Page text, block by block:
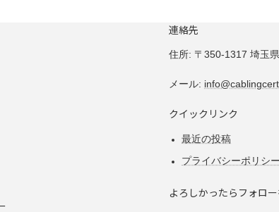
連絡先
住所: 〒350-1317 埼玉
メール:
クイックリンク
最近の投稿
プライバシーポリシー
よろしかったらフォロー